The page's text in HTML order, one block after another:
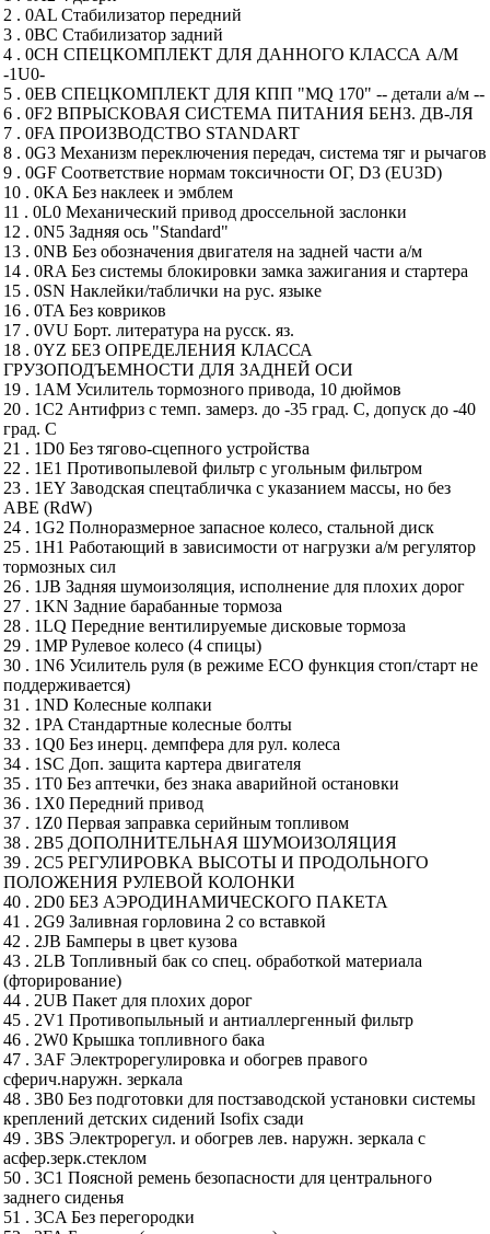
2 . 0AL Стабилизатор передний
3 . 0BC Стабилизатор задний
4 . 0CH СПЕЦКОМПЛЕКТ ДЛЯ ДАННОГО КЛАССА А/М
-1U0-
5 . 0EB СПЕЦКОМПЛЕКТ ДЛЯ КПП "MQ 170" -- детали а/м --
6 . 0F2 ВПРЫСКОВАЯ СИСТЕМА ПИТАНИЯ БЕНЗ. ДВ-ЛЯ
7 . 0FA ПРОИЗВОДСТВО STANDART
8 . 0G3 Механизм переключения передач, система тяг и рычагов
9 . 0GF Соответствие нормам токсичности ОГ, D3 (EU3D)
10 . 0KA Без наклеек и эмблем
11 . 0L0 Механический привод дроссельной заслонки
12 . 0N5 Задняя ось "Standard"
13 . 0NB Без обозначения двигателя на задней части а/м
14 . 0RA Без системы блокировки замка зажигания и стартера
15 . 0SN Наклейки/таблички на рус. языке
16 . 0TA Без ковриков
17 . 0VU Борт. литература на русск. яз.
18 . 0YZ БЕЗ ОПРЕДЕЛЕНИЯ КЛАССА
ГРУЗОПОДЪЕМНОСТИ ДЛЯ ЗАДНЕЙ ОСИ
19 . 1AM Усилитель тормозного привода, 10 дюймов
20 . 1C2 Антифриз с темп. замерз. до -35 град. С, допуск до -40
град. С
21 . 1D0 Без тягово-сцепного устройства
22 . 1E1 Противопылевой фильтр с угольным фильтром
23 . 1EY Заводская спецтабличка с указанием массы, но без
ABE (RdW)
24 . 1G2 Полноразмерное запасное колесо, стальной диск
25 . 1H1 Работающий в зависимости от нагрузки а/м регулятор
тормозных сил
26 . 1JB Задняя шумоизоляция, исполнение для плохих дорог
27 . 1KN Задние барабанные тормоза
28 . 1LQ Передние вентилируемые дисковые тормоза
29 . 1MP Рулевое колесо (4 спицы)
30 . 1N6 Усилитель руля (в режиме ЕСО функция стоп/старт не
поддерживается)
31 . 1ND Колесные колпаки
32 . 1PA Стандартные колесные болты
33 . 1Q0 Без инерц. демпфера для рул. колеса
34 . 1SC Доп. защита картера двигателя
35 . 1T0 Без аптечки, без знака аварийной остановки
36 . 1X0 Передний привод
37 . 1Z0 Первая заправка серийным топливом
38 . 2B5 ДОПОЛНИТЕЛЬНАЯ ШУМОИЗОЛЯЦИЯ
39 . 2C5 РЕГУЛИРОВКА ВЫСОТЫ И ПРОДОЛЬНОГО
ПОЛОЖЕНИЯ РУЛЕВОЙ КОЛОНКИ
40 . 2D0 БЕЗ АЭРОДИНАМИЧЕСКОГО ПАКЕТА
41 . 2G9 Заливная горловина 2 со вставкой
42 . 2JB Бамперы в цвет кузова
43 . 2LB Топливный бак со спец. обработкой материала
(фторирование)
44 . 2UB Пакет для плохих дорог
45 . 2V1 Противопыльный и антиаллергенный фильтр
46 . 2W0 Крышка топливного бака
47 . 3AF Электрорегулировка и обогрев правого
сферич.наружн. зеркала
48 . 3B0 Без подготовки для постзаводской установки системы
креплений детских сидений Isofix сзади
49 . 3BS Электрорегул. и обогрев лев. наружн. зеркала с
асфер.зерк.стеклом
50 . 3C1 Поясной ремень безопасности для центрального
заднего сиденья
51 . 3CA Без перегородки